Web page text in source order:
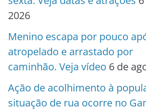
2026
Menino escapa por pouco
atropelado e arrastado por
caminhão. Veja vídeo 6 de
Ação de acolhimento à
situação de rua ocorre no